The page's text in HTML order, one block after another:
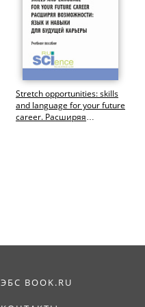
Stretch opportunities: skills
and language for your future
career. Расширяя
ЭБС BOOK.RU